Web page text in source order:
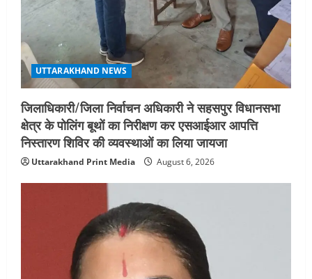
UTTARAKHAND NEWS
जिलाधिकारी/जिला निर्वाचन अधिकारी ने सहसपुर विधानसभा
क्षेत्र के पोलिंग बूथों का निरीक्षण कर एसआईआर आपत्ति
निस्तारण शिविर की व्यवस्थाओं का लिया जायजा
Uttarakhand Print Media August 6, 2026